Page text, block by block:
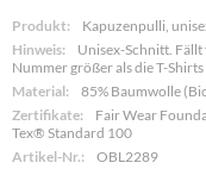
Produkt:
Kapuzenpulli,
Hinweis:
Unisex-Schnitt.
Nummer größer als die T-Shirts
Material:
85% Baumwolle
Zertifikate:
Fair Wear
Tex® Standard 100
Artikel-Nr.:
OBL2289